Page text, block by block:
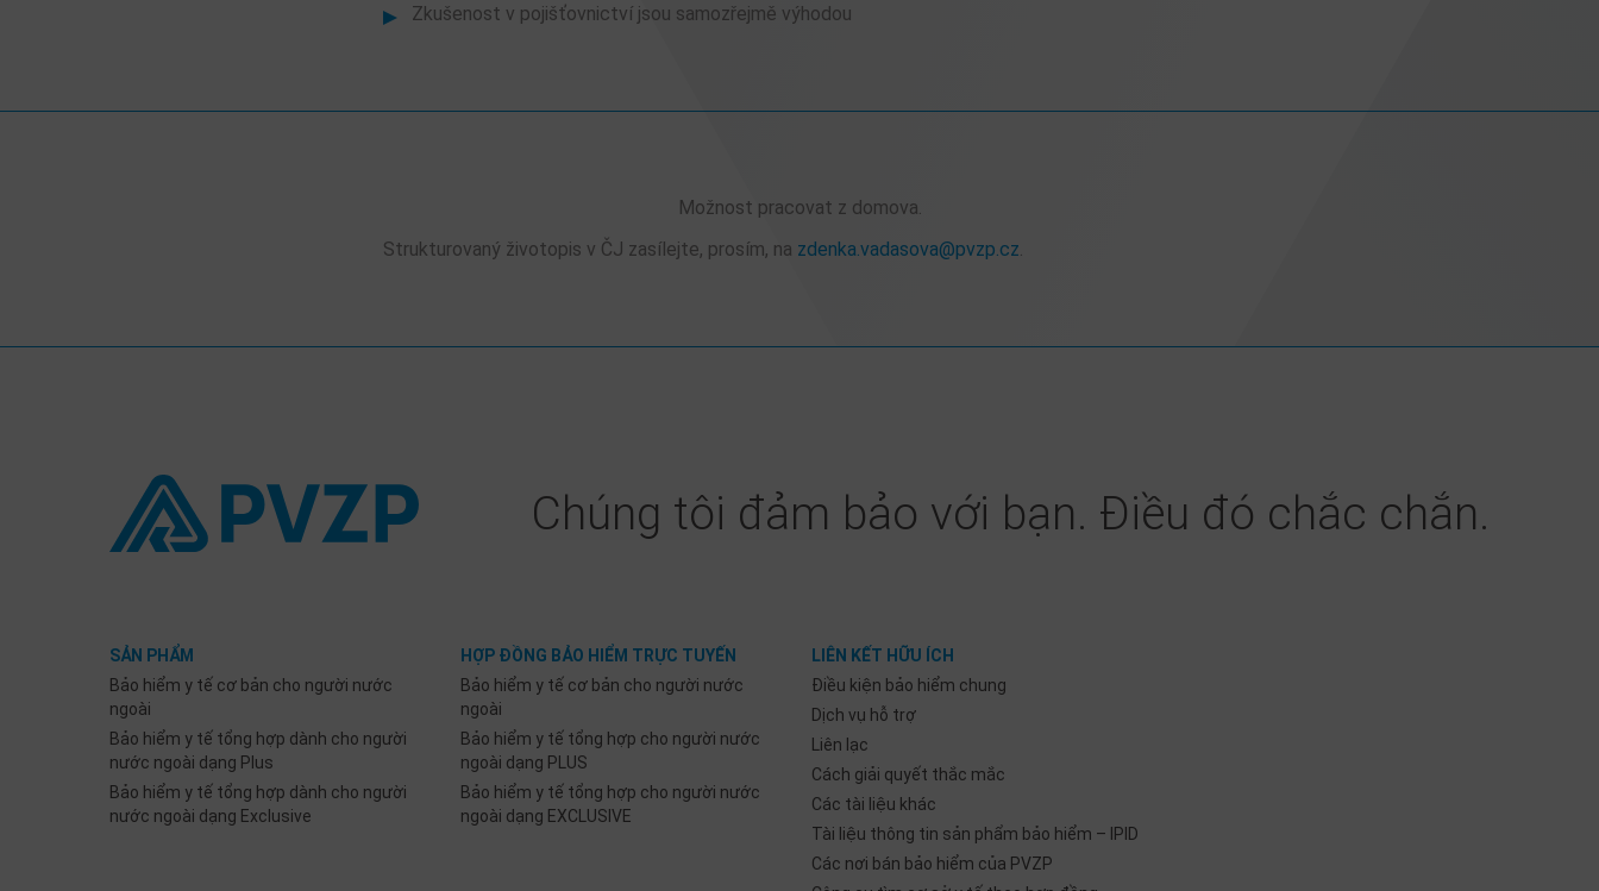
Zkušenost v pojišťovnictví jsou samozřejmě výhodou
Možnost pracovat z domova.
Strukturovaný životopis v ČJ zasílejte, prosím, na zdenka.vadasova@pvzp.cz.
Chúng tôi đảm bảo với bạn. Điều đó chắc chắn.
SẢN PHẨM
Bảo hiểm y tế cơ bản cho người nước
ngoài
Bảo hiểm y tế tổng hợp dành cho người
nước ngoài dạng Plus
Bảo hiểm y tế tổng hợp dành cho người
nước ngoài dạng Exclusive
HỢP ĐỒNG BẢO HIỂM TRỰC TUYẾN
Bảo hiểm y tế cơ bản cho người nước
ngoài
Bảo hiểm y tế tổng hợp cho người nước
ngoài dạng PLUS
Bảo hiểm y tế tổng hợp cho người nước
ngoài dạng EXCLUSIVE
LIÊN KẾT HỮU ÍCH
Điều kiện bảo hiểm chung
Dịch vụ hỗ trợ
Liên lạc
Cách giải quyết thắc mắc
Các tài liệu khác
Tài liệu thông tin sản phẩm bảo hiểm – IPID
Các nơi bán bảo hiểm của PVZP